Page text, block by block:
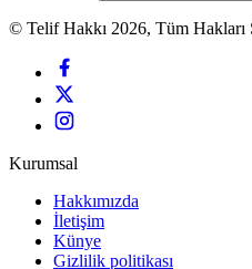
© Telif Hakkı 2026, Tüm Hakları
Kurumsal
Hakkımızda
İletişim
Künye
Gizlilik politikası